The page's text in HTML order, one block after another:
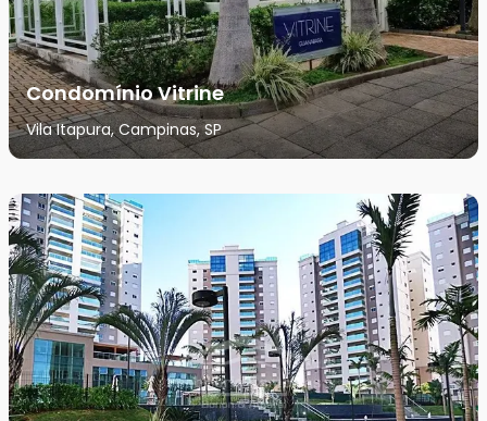
Condomínio Vitrine
Vila Itapura, Campinas, SP